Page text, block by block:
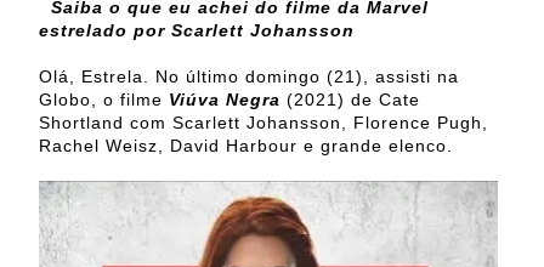
Saiba o que eu achei do filme da Marvel
estrelado por Scarlett Johansson
Olá, Estrela. No último domingo (21), assisti na
Globo, o filme Viúva Negra (2021) de Cate
Shortland com Scarlett Johansson, Florence Pugh,
Rachel Weisz, David Harbour e grande elenco.